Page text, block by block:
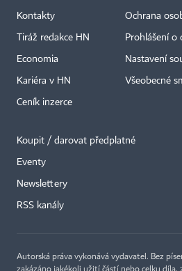
Kontakty
Tiráž redakce HN
Economia
Kariéra v HN
Ceník inzerce
Ochrana
Prohlášení o
Nastavení
Všeobecné
Koupit / darovat předplatné
Eventy
Newslettery
RSS kanály
Autorská práva vykonává vydavatel. Bez